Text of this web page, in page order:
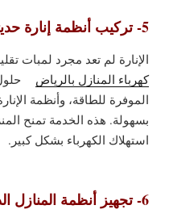
5- تركيب أنظمة إنارة حديثة ومتطورة
الإنارة لم تعد مجرد لمبات
كهرباء المنازل بالرياض
الموفرة للطاقة، وأنظمة
بسهولة. هذه الخدمة تمنح
استهلاك الكهرباء بشكل كبير.
6- تجهيز أنظمة المنازل الذكية